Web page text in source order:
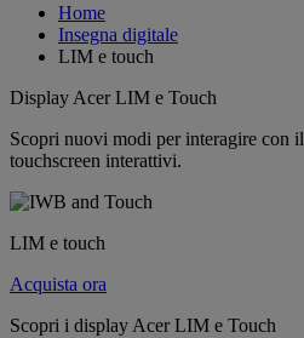
Home
Insegna digitale
LIM e touch
Display Acer LIM e Touch
Scopri nuovi modi per interagire con
touchscreen interattivi.
LIM e touch
Acquista ora
Scopri i display Acer LIM e Touch